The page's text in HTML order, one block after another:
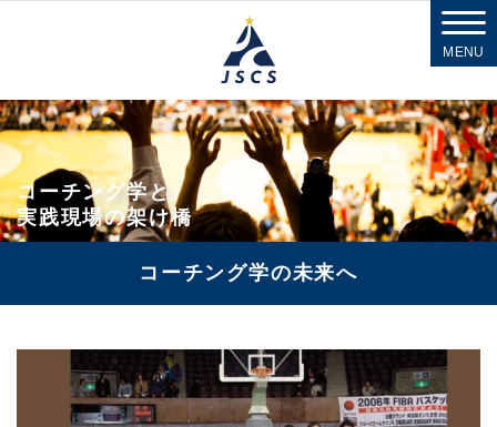
MENU
コーチング学と
実践現場の架け橋
コーチング学の未来へ